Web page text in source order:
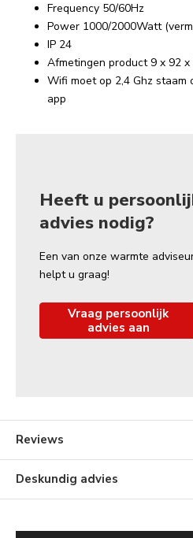
Frequency 50/60Hz
Power 1000/2000Watt
IP 24
Afmetingen product 9 x 92 x
Wifi moet op 2,4 Ghz staam
app
Heeft u
advies nodig?
Een van onze warmte
helpt u graag!
Vraag persoonlijk
advies aan
Reviews
Deskundig advies